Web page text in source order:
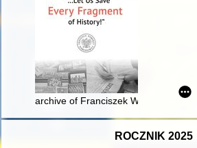
archive of Franciszek Wilk :
ROCZNIK 2025